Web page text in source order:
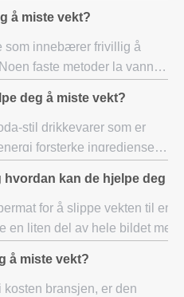
å miste vekt?
som innebærer frivillig å
faste metoder la vann
deg å miste vekt?
stil drikkevarer som er
forsterke ingredienser,
hvordan kan de hjelpe deg å
for å slippe vekten til en
en liten del av hele bildet med
å miste vekt?
kosten bransjen, er den